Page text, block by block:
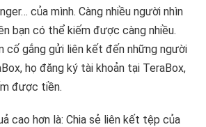
của mình. Càng nhiều người nhìn
bạn có thể kiếm được càng nhiều.
cố gắng gửi liên kết đến những người
họ đăng ký tài khoản tại TeraBox,
được tiền.
cao hơn là: Chia sẻ liên kết tệp của